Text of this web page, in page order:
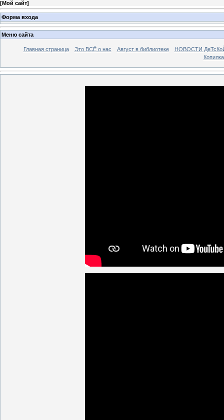
[Мой сайт]
Форма входа
Меню сайта
Главная страница Это ВСЁ о нас Август в библиотеке
НОВОСТИ